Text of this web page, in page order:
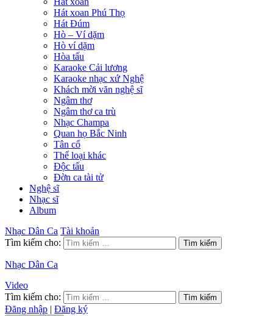
Hát xoan Phú Thọ
Hát Đúm
Hò – Ví dặm
Hò ví dặm
Hòa tấu
Karaoke Cải lương
Karaoke nhạc xứ Nghệ
Khách mời văn nghệ sĩ
Ngâm thơ
Ngâm thơ ca trù
Nhạc Champa
Quan họ Bắc Ninh
Tân cổ
Thể loại khác
Độc tấu
Đờn ca tài tử
Nghệ sĩ
Nhạc sĩ
Album
Nhạc Dân Ca Tài khoản
Tìm kiếm cho:
Nhạc Dân Ca
Video
Tìm kiếm cho:
Đăng nhập | Đăng ký